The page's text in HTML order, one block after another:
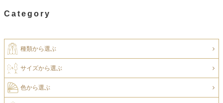
Category
種類から選ぶ
サイズから選ぶ
色から選ぶ